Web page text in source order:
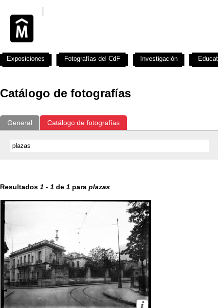
Catálogo de fotografías
General Catálogo de fotografías
Resultados 1 - 1 de 1 para plazas
Exposiciones Fotografías del CdF Investigación